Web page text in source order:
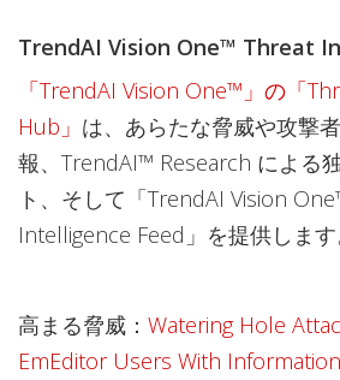
TrendAI Vision One™ Threat
「TrendAI Vision One™」の「
Hub」 は、あらたな脅威や攻撃
報、TrendAI™ Research による
ト、そして「TrendAI Vision
Intelligence Feed」を提供します
高まる脅威： Watering Hole
EmEditor Users With